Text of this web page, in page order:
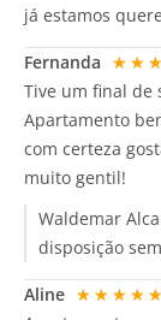
já estamos
Fernanda
Tive um final de
Apartamento
com certeza
muito gentil!
Waldemar
disposição
Aline ★★★★★